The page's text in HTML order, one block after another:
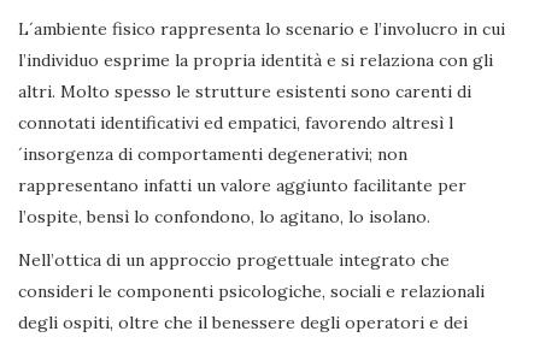
L´ambiente fisico rappresenta lo scenario e l’involucro in cui
l’individuo esprime la propria identità e si relaziona con gli
altri. Molto spesso le strutture esistenti sono carenti di
connotati identificativi ed empatici, favorendo altresì l
´insorgenza di comportamenti degenerativi; non
rappresentano infatti un valore aggiunto facilitante per
l’ospite, bensì lo confondono, lo agitano, lo isolano.
Nell’ottica di un approccio progettuale integrato che
consideri le componenti psicologiche, sociali e relazionali
degli ospiti, oltre che il benessere degli operatori e dei